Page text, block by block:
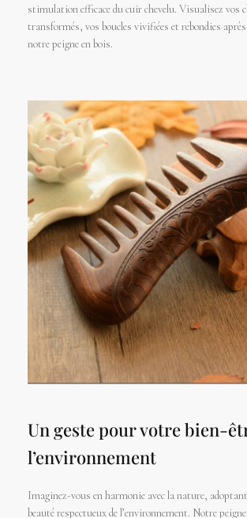
stimulation efficace du cuir chevelu. Visualisez vos
transformés, vos boucles vivifiées et rebondies
notre peigne en bois.
Un geste pour votre bien-
l’environnement
Imaginez-vous en harmonie avec la nature,
beauté respectueux de l’environnement. Notre